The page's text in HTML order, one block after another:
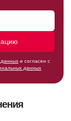
данных и согласен с
данных